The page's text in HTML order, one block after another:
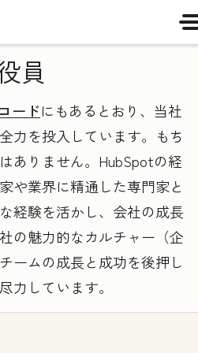
員
ードにもあるとおり、当社
力を投入しています。もち
ありません。HubSpotの経
や業界に精通した専門家と
経験を活かし、会社の成長
の魅力的なカルチャー（企
ームの成長と成功を後押し
力しています。